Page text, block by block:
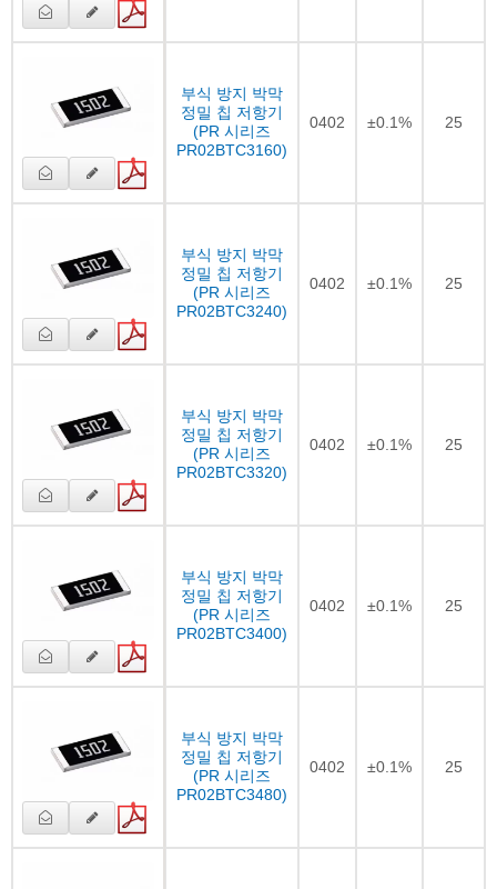
부식 방지 박막
정밀 칩 저항기
(PR 시리즈
PR02BTC3160)
0402 ±0.1% 25
부식 방지 박막
정밀 칩 저항기
(PR 시리즈
PR02BTC3240)
0402 ±0.1% 25
부식 방지 박막
정밀 칩 저항기
(PR 시리즈
PR02BTC3320)
0402 ±0.1% 25
부식 방지 박막
정밀 칩 저항기
(PR 시리즈
PR02BTC3400)
0402 ±0.1% 25
부식 방지 박막
정밀 칩 저항기
(PR 시리즈
PR02BTC3480)
0402 ±0.1% 25